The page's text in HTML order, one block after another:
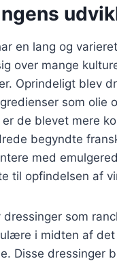
en lang og
over mange
Oprindeligt blev
som olie
de blevet mere
begyndte
med
til opfindelsen af
dressinger som
i midten af det
Disse dressinger